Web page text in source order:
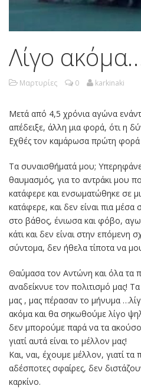
Λίγο
Μαρτυρίες 0 karkinaki
Μετά από 4,5 χρόνια αγώνα
απέδειξε, άλλη μια φορά, ότι η
Εχθές τον καμάρωσα πρώτη φορά
Τα συναισθήματά μου;
θαυμασμός, για το αντράκι μου
κατάφερε και ενσωματώθηκε σε
κατάφερε, και δεν είναι πια
στο βάθος, ένιωσα και φόβο,
κάτι και δεν είναι στην επόμενη
σύντομα, δεν ήθελα τίποτα να
Θαύμασα τον Αντώνη και όλα τα
αναδείκνυε τον πολιτισμό μας! Τα
μας , μας πέρασαν το μήνυμα
ακόμα και θα σηκωθούμε λίγο
δεν μπορούμε παρά να τα
γιατί αυτά είναι το μέλλον μας!
Και, ναι, έχουμε μέλλον, γιατί τα
αδέσποτες σφαίρες, δεν
καρκίνο.